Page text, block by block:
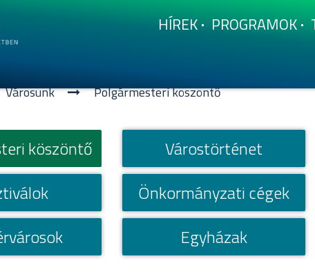
HÍ­REK PROGRAMOK
Városunk Polgármesteri köszöntő
köszöntő Várostörténet
Önkormányzati cégek
Egyházak